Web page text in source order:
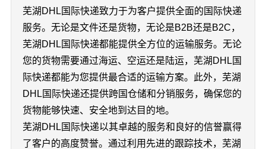
芜湖DHL国际快递致力于为客户提供全面的国际快递
服务。无论是文件还是货物，无论是B2B还是B2C，
芜湖DHL国际快递都能提供全方位的运输服务。无论
您的货物需要通过海运、空运还是陆运，芜湖DHL国
际快递都能为您提供最合适的运输方案。此外，芜湖
DHL国际快递还提供跨国仓储和分销服务，确保您的
货物能够快速、安全地到达目的地。
芜湖DHL国际快递以其卓越的服务和良好的信誉赢得
了客户的高度赞誉。通过利用先进的跟踪技术，芜湖